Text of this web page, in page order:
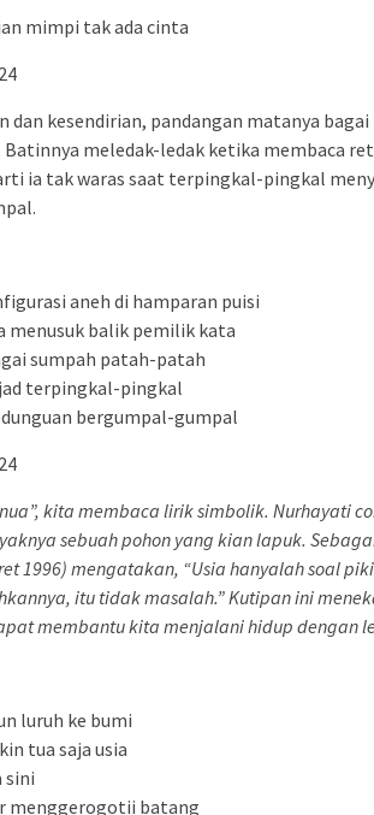
mimpi tak ada cinta
dan kesendirian, pandangan matanya
Batinnya meledak-ledak ketika membaca
ia tak waras saat terpingkal-pingkal
aneh di hamparan puisi
balik pemilik kata
sumpah patah-patah
terpingkal-pingkal
bergumpal-gumpal
kita membaca lirik simbolik. Nurhayati
sebuah pohon yang kian lapuk.
1996) mengatakan, “Usia hanyalah soal
itu tidak masalah.” Kutipan ini
membantu kita menjalani hidup dengan
luruh ke bumi
tua saja usia
sini
menggerogotii batang